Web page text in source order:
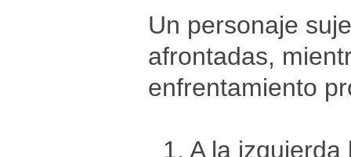
Un personaje
afrontadas,
enfrentamiento
1. A la